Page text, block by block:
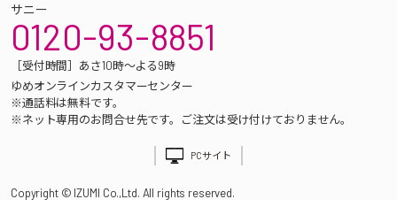
サニー
0120-93-8851
［受付時間］あさ10時～よる9時
ゆめオンラインカスタマーセンター
※通話料は無料です。
※ネット専用のお問合せ先です。ご注文は受け付けておりません。
PCサイト
Copyright © IZUMI Co.,Ltd. All rights reserved.